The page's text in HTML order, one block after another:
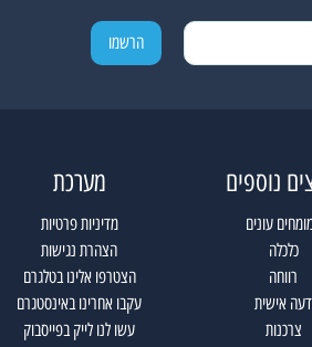
נוספים
עונים
כלכלה
רווחה
דעה אישית
צרכנות
מערכת
מדיניות פרטיות
הצהרת נגישות
הצטרפו אלינו בטלגרם
עקבו אחרינו באינסטגרם
עשו לנו לייק בפייסבוק